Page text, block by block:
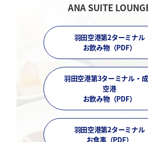
ANA SUITE
羽田空港第2ターミナル
お飲み物（PDF）
羽田空港第3ターミナル・
空港
お飲み物（PDF）
羽田空港第2ターミナル
お食事（PDF）